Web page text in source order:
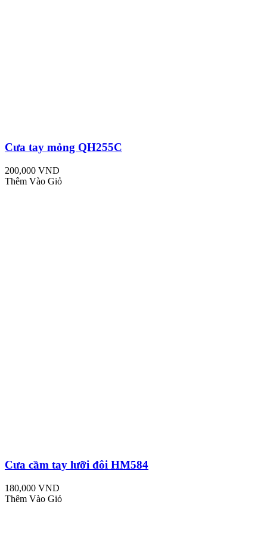
Cưa tay mỏng QH255C
200,000 VND
Thêm Vào Giỏ
Cưa cầm tay lưỡi đôi HM584
180,000 VND
Thêm Vào Giỏ